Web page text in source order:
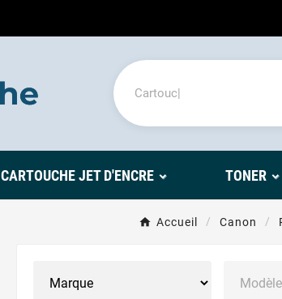
CARTOUCHE JET D'ENCRE TONER
Accueil Canon